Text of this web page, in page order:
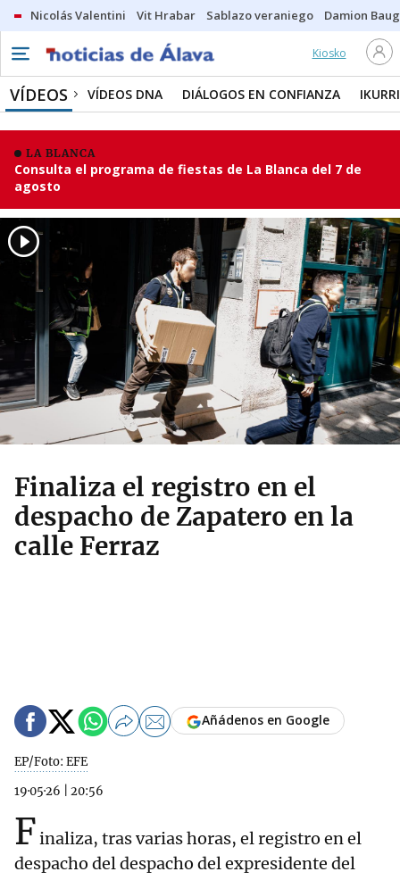
Nicolás Valentini Vit Hrabar Sablazo veraniego Damion
Kiosko
VÍDEOS VÍDEOS DNA DIÁLOGOS EN CONFIANZA
LA BLANCA
Consulta el programa de fiestas de La Blanca del 7 de
agosto
Finaliza el registro en el
despacho de Zapatero en la
calle Ferraz
EP/Foto: EFE
19·05·26
20:56
Añádenos en Google
Finaliza, tras varias horas, el registro en el
despacho del despacho del expresidente del